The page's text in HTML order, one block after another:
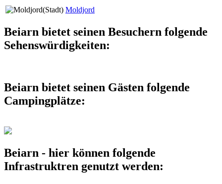
Moldjord
Beiarn bietet seinen Besuchern folgende
Sehenswürdigkeiten:
Beiarn bietet seinen Gästen folgende
Campingplätze:
Beiarn - hier können folgende
Infrastruktren genutzt werden: